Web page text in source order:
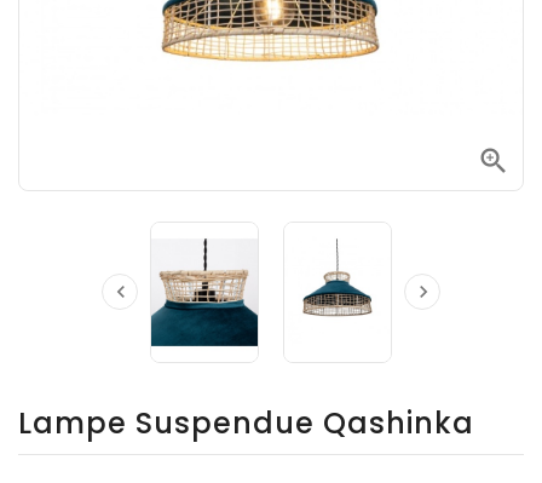

 
Lampe Suspendue Qashinka